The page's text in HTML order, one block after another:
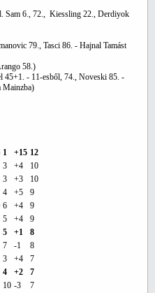
Sam 6., 72., Kiessling 22., Derdiyok
79., Tasci 86. - Hajnal Tamást
58.)
45+1. - 11-esből, 74., Noveski 85. -
Mainzba)
1 +15 12
3 +4
10
3 +3
10
4 +5
9
6 +4
9
5 +4
9
5 +1
8
7 -1
8
3 +4
7
4 +2
7
10 -3
7